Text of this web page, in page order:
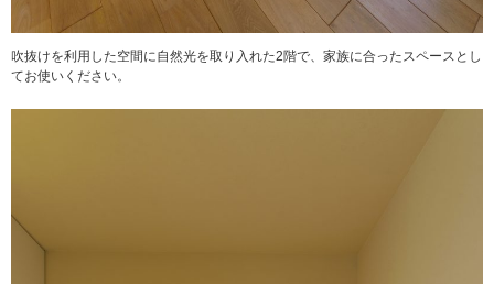
吹抜けを利用した空間に自然光を取り入れた2階で、家族に合ったスペースとし
てお使いください。